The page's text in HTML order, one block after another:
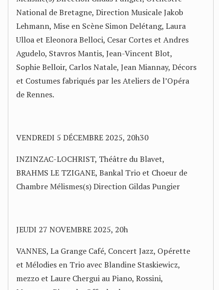
National de Bretagne, Direction Musicale Jakob
Lehmann, Mise en Scène Simon Delétang, Laura
Ulloa et Eleonora Belloci, Cesar Cortes et Andres
Agudelo, Stavros Mantis, Jean-Vincent Blot,
Sophie Belloir, Carlos Natale, Jean Miannay, Décors
et Costumes fabriqués par les Ateliers de l’Opéra
de Rennes.
VENDREDI 5 DÉCEMBRE 2025, 20h30
INZINZAC-LOCHRIST, Théâtre du Blavet,
BRAHMS LE TZIGANE, Bankal Trio et Choeur de
Chambre Mélismes(s) Direction Gildas Pungier
JEUDI 27 NOVEMBRE 2025, 20h
VANNES, La Grange Café, Concert Jazz, Opérette
et Mélodies en Trio avec Blandine Staskiewicz,
mezzo et Laure Chergui au Piano, Rossini,